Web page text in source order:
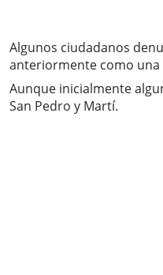
Algunos ciudadanos
anteriormente como una
Aunque inicialmente
San Pedro y Martí.